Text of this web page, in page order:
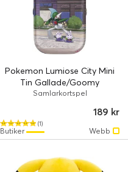
Pokemon Lumiose City Mini
Tin Gallade/Goomy
Samlarkortspel
(1)
189 kr
Webb
Butiker